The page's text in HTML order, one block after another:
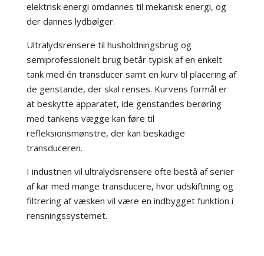
elektrisk energi omdannes til mekanisk energi, og
der dannes lydbølger.
Ultralydsrensere til husholdningsbrug og
semiprofessionelt brug betår typisk af en enkelt
tank med én transducer samt en kurv til placering af
de genstande, der skal renses. Kurvens formål er
at beskytte apparatet, ide genstandes berøring
med tankens vægge kan føre til
refleksionsmønstre, der kan beskadige
transduceren.
I industrien vil ultralydsrensere ofte bestå af serier
af kar med mange transducere, hvor udskiftning og
filtrering af væsken vil være en indbygget funktion i
rensningssystemet.